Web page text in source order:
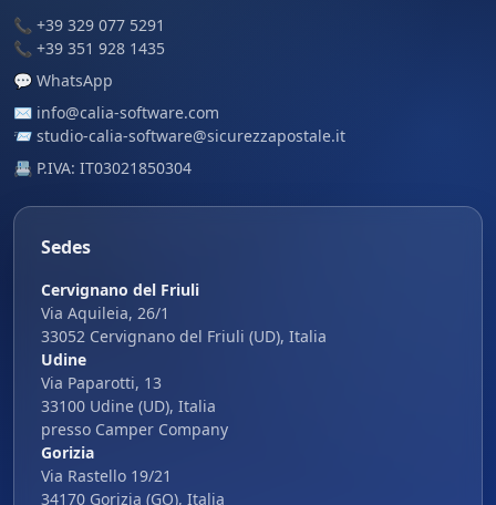
📞 +39 329 077 5291
📞 +39 351 928 1435
💬 WhatsApp
✉️ info@calia-software.com
📨 studio-calia-software@sicurezzapostale.it
📇 P.IVA: IT03021850304
Sedes
Cervignano del Friuli
Via Aquileia, 26/1
33052 Cervignano del Friuli (UD), Italia
Udine
Via Paparotti, 13
33100 Udine (UD), Italia
presso Camper Company
Gorizia
Via Rastello 19/21
34170 Gorizia (GO), Italia